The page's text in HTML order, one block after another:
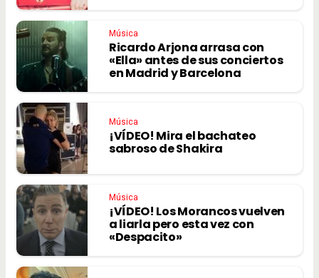
Música
Ricardo Arjona arrasa con
«Ella» antes de sus conciertos
en Madrid y Barcelona
Música
¡VÍDEO! Mira el bachateo
sabroso de Shakira
Música
¡VÍDEO! Los Morancos vuelven
a liarla pero esta vez con
«Despacito»